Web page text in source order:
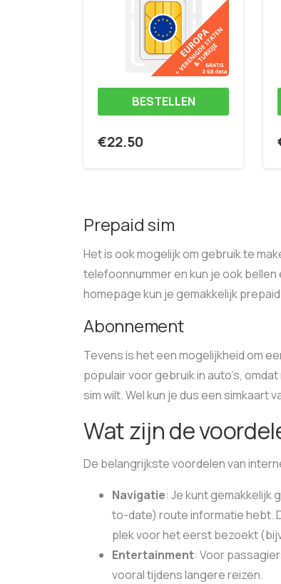
BESTELLEN
€22.50
Prepaid sim
Het is ook mogelijk om gebruik te
telefoonnummer en kun je ook bellen
homepage kun je gemakkelijk
Abonnement
Tevens is het een mogelijkheid om
populair voor gebruik in auto’s,
sim wilt. Wel kun je dus een simkaart
Wat zijn de
De belangrijkste voordelen van
Navigatie: Je kunt gemakkelijk
to-date) route informatie hebt.
plek voor het eerst bezoekt
Entertainment: Voor
vooral tijdens langere reizen.